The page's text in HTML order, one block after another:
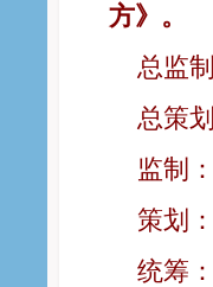
方》。
总监
总策
监制
策划
统筹